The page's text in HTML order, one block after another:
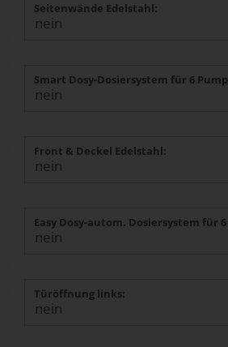
Seitenwände Edelstahl:
Smart Dosy-Dosiersystem für 6
Front & Deckel Edelstahl:
Easy Dosy-autom. Dosiersystem für
Türöffnung links: